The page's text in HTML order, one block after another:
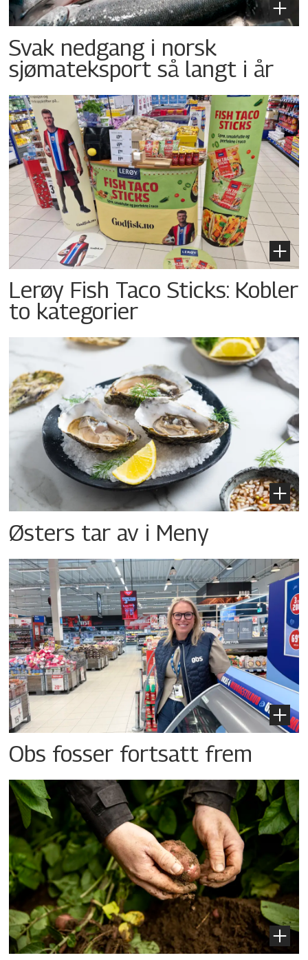
Svak nedgang i norsk
sjømateksport så langt i år
Lerøy Fish Taco Sticks: Kobler
to kategorier
Østers tar av i Meny
Obs fosser fortsatt frem